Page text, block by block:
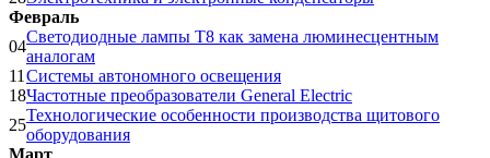
Февраль
04
Светодиодные лампы Т8 как замена люминесцентным
аналогам
11Системы автономного освещения
18Частотные преобразователи General Electric
25
Технологические особенности производства щитового
оборудования